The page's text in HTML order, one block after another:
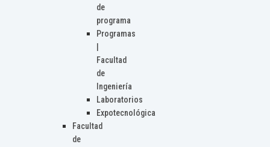
de
programa
Programas
Facultad
de
Ingeniería
Laboratorios
Expotecnológica
Facultad
de